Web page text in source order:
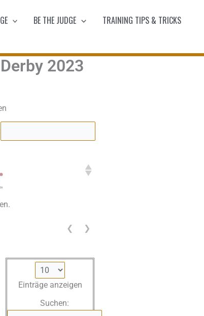
BE THE JUDGE
TRAINING TIPS & TRICKS
2023
❮ ❯
Einträge anzeigen
Suchen: